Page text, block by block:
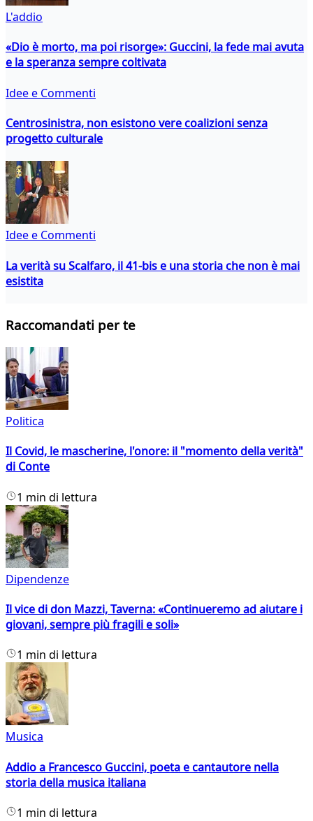
L'addio
«Dio è morto, ma poi risorge»: Guccini, la fede mai avuta
e la speranza sempre coltivata
Idee e Commenti
Centrosinistra, non esistono vere coalizioni senza
progetto culturale
Idee e Commenti
La verità su Scalfaro, il 41-bis e una storia che non è mai
esistita
Raccomandati per te
Politica
Il Covid, le mascherine, l'onore: il "momento della verità"
di Conte
1 min di lettura
Dipendenze
Il vice di don Mazzi, Taverna: «Continueremo ad aiutare i
giovani, sempre più fragili e soli»
1 min di lettura
Musica
Addio a Francesco Guccini, poeta e cantautore nella
storia della musica italiana
1 min di lettura